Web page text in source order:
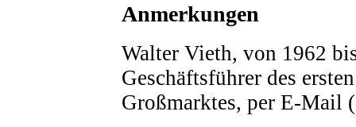
Anmerkungen
Walter Vieth, von 1962
Geschäftsführer des
Großmarktes, per E-Mail